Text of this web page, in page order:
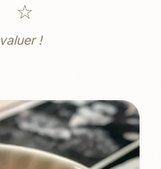
☆
!